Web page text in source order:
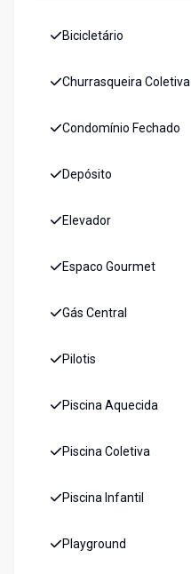
Bicicletário
Churrasqueira Coletiva
Condomínio Fechado
Depósito
Elevador
Espaco Gourmet
Gás Central
Pilotis
Piscina Aquecida
Piscina Coletiva
Piscina Infantil
Playground